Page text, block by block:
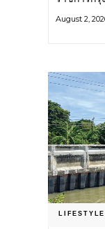
ยุทธศาสต
August 2,
LIFESTYLE